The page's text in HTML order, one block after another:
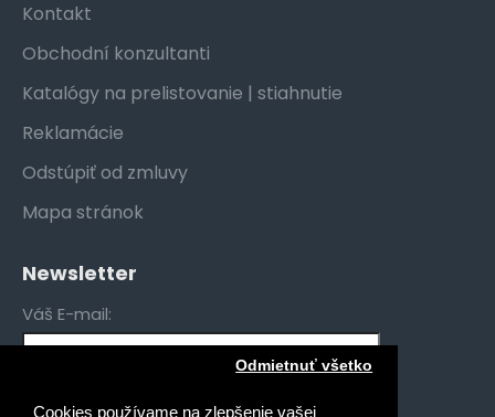
Cookies používame na zlepšenie vašej
Odmietnuť všetko
Kontakt
Obchodní konzultanti
Katalógy na prelistovanie | stiahnutie
Reklamácie
Odstúpiť od zmluvy
Mapa stránok
Newsletter
Váš E-mail: